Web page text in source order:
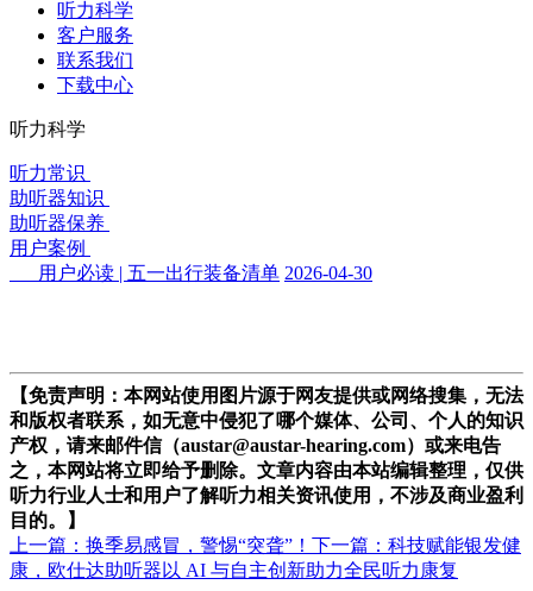
听力科学
客户服务
联系我们
下载中心
听力科学
听力常识
助听器知识
助听器保养
用户案例
用户必读 | 五一出行装备清单 2026-04-30
【免责声明：本网站使用图片源于网友提供或网络搜集，无法
和版权者联系，如无意中侵犯了哪个媒体、公司、个人的知识
产权，请来邮件信（austar@austar-hearing.com）或来电告
之，本网站将立即给予删除。文章内容由本站编辑整理，仅供
听力行业人士和用户了解听力相关资讯使用，不涉及商业盈利
目的。】
上一篇：换季易感冒，警惕“突聋”！ 下一篇：科技赋能银发健
康，欧仕达助听器以 AI 与自主创新助力全民听力康复